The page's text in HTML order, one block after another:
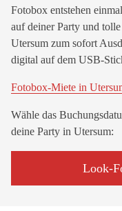
Fotobox entstehen
auf deiner Party und
Utersum zum sofort
digital auf dem USB-
Fotobox-Miete in
Wähle das
deine Party in Utersum:
Look-